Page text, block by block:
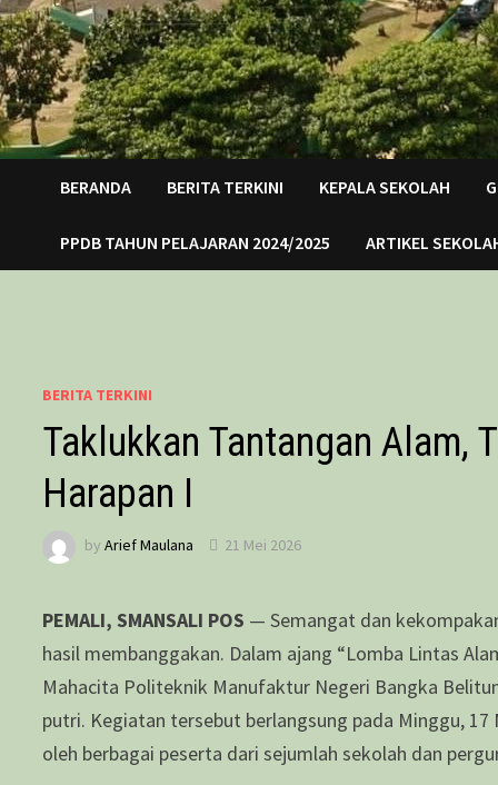
BERANDA BERITA TERKINI KEPALA SEKOLAH
PPDB TAHUN PELAJARAN 2024/2025 ARTIKEL
BERITA TERKINI
Taklukkan Tantangan Alam,
Harapan I
byArief Maulana 21 Mei 2026
PEMALI, SMANSALI POS — Semangat dan
hasil membanggakan. Dalam ajang “Lomba Lintas
Mahacita Politeknik Manufaktur Negeri Bangka
putri. Kegiatan tersebut berlangsung pada Minggu,
oleh berbagai peserta dari sejumlah sekolah dan